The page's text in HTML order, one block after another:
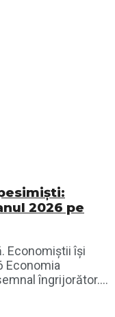
2026 pe
Economiștii își
Economia
îngrijorător....